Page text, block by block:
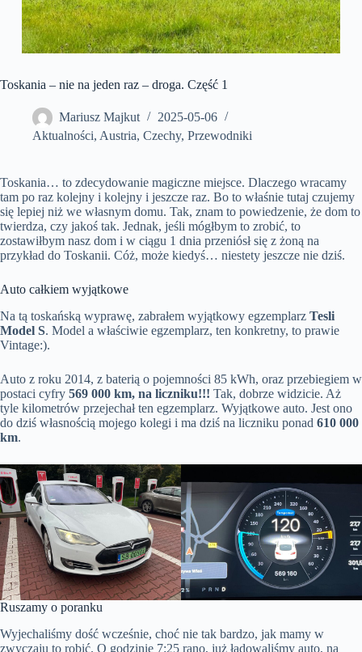
Toskania – nie na jeden raz – droga. Część 1
Mariusz Majkut
2025-05-06
Aktualności, Austria, Czechy, Przewodniki
Toskania… to zdecydowanie magiczne miejsce. Dlaczego wracamy
tam po raz kolejny i kolejny i jeszcze raz. Bo to właśnie tutaj czujemy
się lepiej niż we własnym domu. Tak, znam to powiedzenie, że dom to
twierdza, czy jakoś tak. Jednak, jeśli mógłbym to zrobić, to
zostawiłbym nasz dom i w ciągu 1 dnia przeniósł się z żoną na
przykład do Toskanii. Cóż, może kiedyś… niestety jeszcze nie dziś.
Auto całkiem wyjątkowe
Na tą toskańską wyprawę, zabrałem wyjątkowy egzemplarz Tesli
Model S. Model a właściwie egzemplarz, ten konkretny, to prawie
Vintage:).
Auto z roku 2014, z baterią o pojemności 85 kWh, oraz przebiegiem w
postaci cyfry 569 000 km, na liczniku!!! Tak, dobrze widzicie. Aż
tyle kilometrów przejechał ten egzemplarz. Wyjątkowe auto. Jest ono
do dziś własnością mojego kolegi i ma dziś na liczniku ponad 610 000
km.
Ruszamy o poranku
Wyjechaliśmy dość wcześnie, choć nie tak bardzo, jak mamy w
zwyczaju to robić. O godzinie 7:25 rano, już ładowaliśmy auto, na